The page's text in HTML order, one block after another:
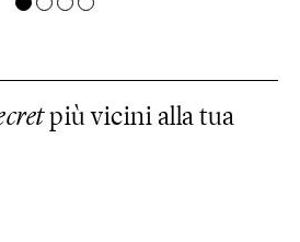
più vicini alla tua